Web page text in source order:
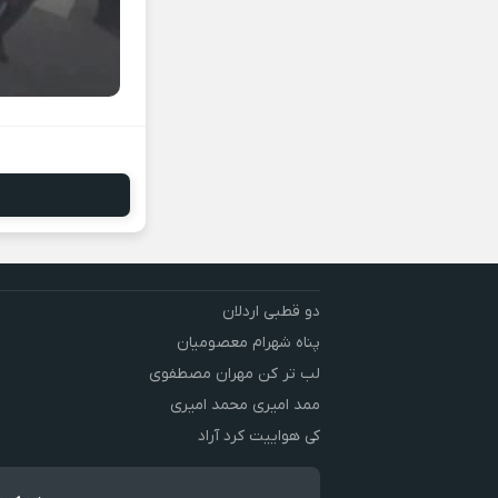
دو قطبی اردلان
پناه شهرام معصومیان
لب تر کن مهران مصطفوی
ممد امیری محمد امیری
کی هواییت کرد آراد